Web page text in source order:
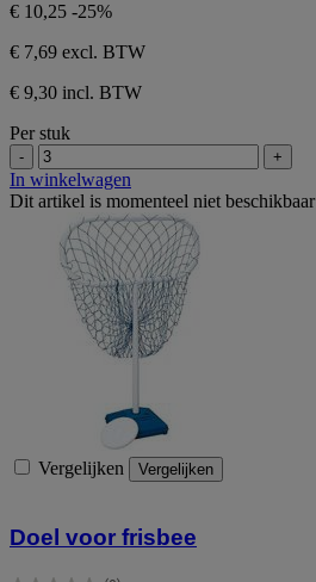
€ 10,25 -25%
€ 7,69 excl. BTW
€ 9,30 incl. BTW
Per stuk
- +
In winkelwagen
Dit artikel is momenteel niet beschikbaar
Vergelijken Vergelijken
Doel voor frisbee